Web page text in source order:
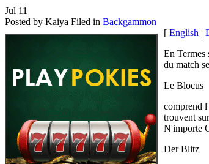
Jul 11
Posted by Kaiya Filed in Backgammon
[ English |
En Termes
du match
Le Blocus
comprend
trouvent
N'importe
Der Blitz